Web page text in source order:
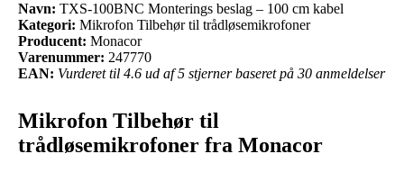
Navn: TXS-100BNC Monterings beslag – 100 cm kabel
Kategori: Mikrofon Tilbehør til trådløsemikrofoner
Producent: Monacor
Varenummer: 247770
EAN: Vurderet til 4.6 ud af 5 stjerner baseret på 30 anmeldelser
Mikrofon Tilbehør til
trådløsemikrofoner fra Monacor